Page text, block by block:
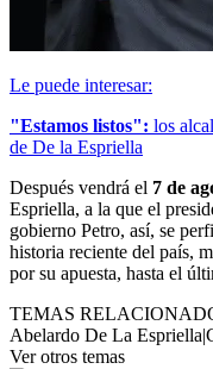
Le puede interesar:
"Estamos listos": los
de De la Espriella
Después vendrá el 7 de
Espriella, a la que el
gobierno Petro, así, se
historia reciente del país,
por su apuesta, hasta el
TEMAS
Abelardo De La Espriella|
Ver otros temas